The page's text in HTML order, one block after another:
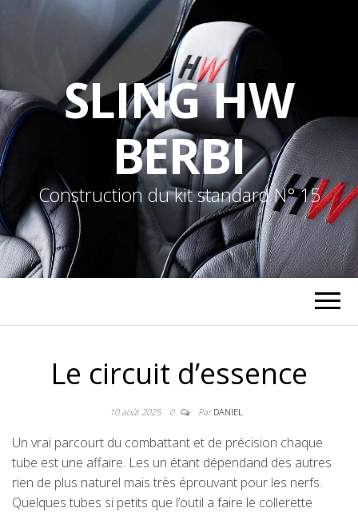
SLING HW
BERBI
Construction du kit standard N° 15
Le circuit d’essence
10 août 2025 0 ParDANIEL
Un vrai parcourt du combattant et de précision chaque
tube est une affaire. Les un étant dépendand des autres
rien de plus naturel mais très éprouvant pour les nerfs.
Quelques tubes si petits que l’outil a faire le collerette